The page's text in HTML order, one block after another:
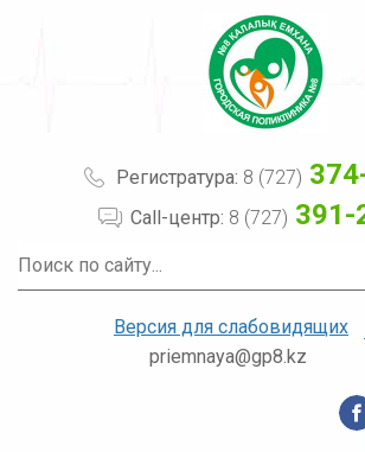
Регистратура: 8 (727)
Call-центр: 8 (727) 391-
Версия для слабовидящих
priemnaya@gp8.kz